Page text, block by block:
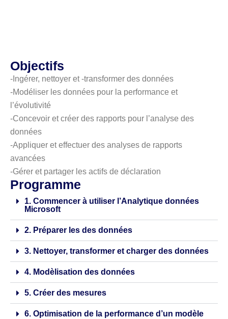
Objectifs
-Ingérer, nettoyer et -transformer des données
-Modéliser les données pour la performance et
l’évolutivité
-Concevoir et créer des rapports pour l’analyse des
données
-Appliquer et effectuer des analyses de rapports
avancées
-Gérer et partager les actifs de déclaration
Programme
1. Commencer à utiliser l’Analytique données
Microsoft
2. Préparer les des données
3. Nettoyer, transformer et charger des données
4. Modèlisation des données
5. Créer des mesures
6. Optimisation de la performance d’un modèle